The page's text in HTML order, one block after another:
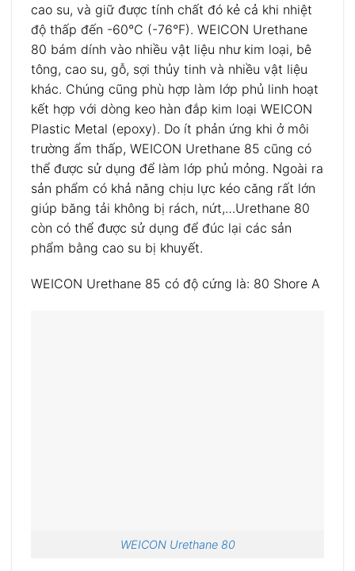
cao su, và giữ được tính chất đó kẻ cả khi nhiệt
độ thấp đến -60°C (-76°F). WEICON Urethane
80 bám dính vào nhiều vật liệu như kim loại, bê
tông, cao su, gỗ, sợi thủy tinh và nhiều vật liệu
khác. Chúng cũng phù hợp làm lớp phủ linh hoạt
kết hợp với dòng keo hàn đắp kim loại WEICON
Plastic Metal (epoxy). Do ít phản ứng khi ở môi
trường ẩm thấp, WEICON Urethane 85 cũng có
thể được sử dụng để làm lớp phủ mỏng. Ngoài ra
sản phẩm có khả năng chịu lực kéo căng rất lớn
giúp băng tải không bị rách, nứt,…Urethane 80
còn có thể được sử dụng để đúc lại các sản
phẩm bằng cao su bị khuyết.
WEICON Urethane 85 có độ cứng là: 80 Shore A
WEICON Urethane 80